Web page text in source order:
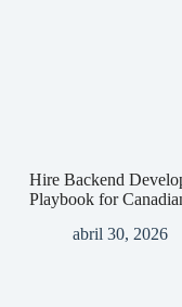
Hire Backend
Playbook for
abril 30, 2026